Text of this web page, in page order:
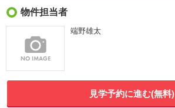
物件担当者
端野雄太
見学予約に進む(無料)